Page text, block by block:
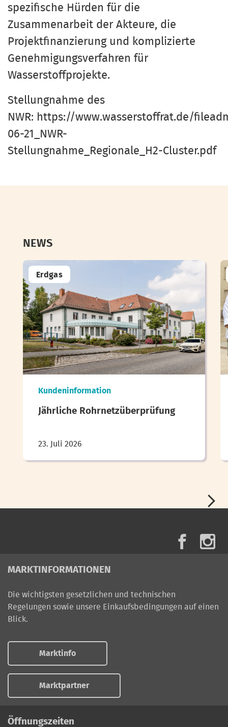
spezifische Hürden für die
Zusammenarbeit der Akteure, die
Projektfinanzierung und komplizierte
Genehmigungsverfahren für
Wasserstoffprojekte.
Stellungnahme des
NWR: https://www.wasserstoffrat.de/
06-21_NWR-
Stellungnahme_Regionale_H2-Cluster.pdf
NEWS
Erdgas
Kundeninformation
Jährliche Rohrnetzüberprüfung
23. Juli 2026
MARKTINFORMATIONEN
Die wichtigsten gesetzlichen und technischen
Regelungen sowie unsere Einkaufsbedingungen auf einen
Blick.
Marktinfo
Marktpartner
Öffnungszeiten